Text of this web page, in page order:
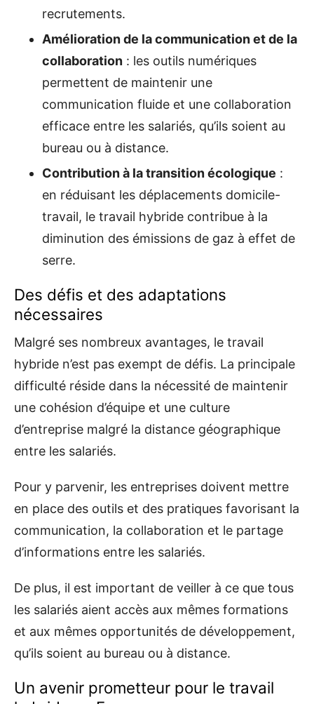
recrutements.
Amélioration de la communication et de la
collaboration : les outils numériques
permettent de maintenir une
communication fluide et une collaboration
efficace entre les salariés, qu’ils soient au
bureau ou à distance.
Contribution à la transition écologique :
en réduisant les déplacements domicile-
travail, le travail hybride contribue à la
diminution des émissions de gaz à effet de
serre.
Des défis et des adaptations
nécessaires
Malgré ses nombreux avantages, le travail
hybride n’est pas exempt de défis. La principale
difficulté réside dans la nécessité de maintenir
une cohésion d’équipe et une culture
d’entreprise malgré la distance géographique
entre les salariés.
Pour y parvenir, les entreprises doivent mettre
en place des outils et des pratiques favorisant la
communication, la collaboration et le partage
d’informations entre les salariés.
De plus, il est important de veiller à ce que tous
les salariés aient accès aux mêmes formations
et aux mêmes opportunités de développement,
qu’ils soient au bureau ou à distance.
Un avenir prometteur pour le travail